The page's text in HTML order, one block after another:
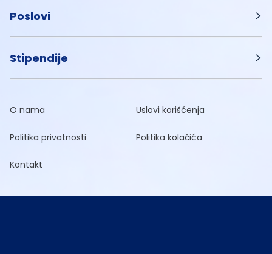
Poslovi
Stipendije
O nama Uslovi korišćenja
Politika privatnosti Politika kolačića
Kontakt